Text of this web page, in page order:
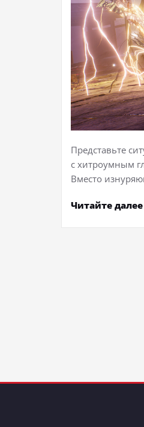
Представьте
с хитроумным
Вместо
Читайте далее